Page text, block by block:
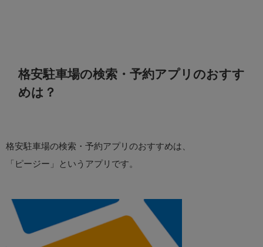
格安駐車場の検索・予約アプリのおすす
めは？
格安駐車場の検索・予約アプリのおすすめは、
「ピージー」というアプリです。